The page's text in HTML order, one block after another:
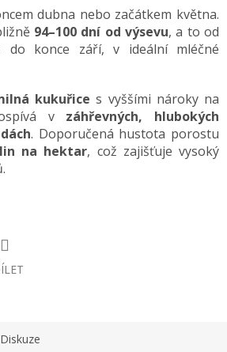
dubna nebo začátkem května.
94–100 dní od výsevu, a to od
do konce září, v ideální mléčné
kukuřice s vyššími nároky na
v záhřevných, hlubokých
. Doporučená hustota porostu
na hektar, což zajišťuje vysoký
Diskuze